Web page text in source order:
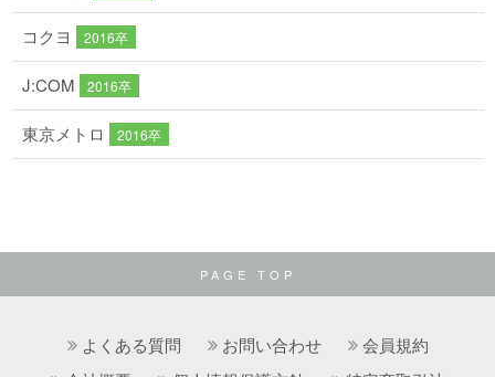
コクヨ 2016卒
J:COM 2016卒
東京メトロ 2016卒
PAGE TOP
よくある質問 お問い合わせ
会員規約